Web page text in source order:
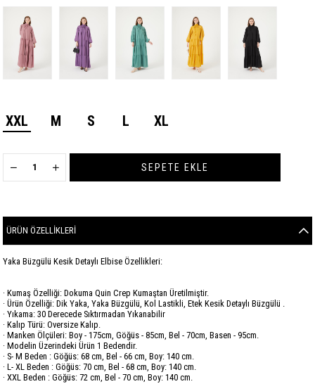
XXL M S L XL
ÜRÜN ÖZELLIKLERI
Yaka Büzgülü Kesik Detaylı Elbise Özellikleri:
· Kumaş Özelliği: Dokuma Quin Crep Kumaştan Üretilmiştir.
· Ürün Özelliği: Dik Yaka, Yaka Büzgülü, Kol Lastikli, Etek Kesik Detaylı Büzgülü .
· Yıkama: 30 Derecede Sıktırmadan Yıkanabilir
· Kalıp Türü: Oversize Kalıp.
· Manken Ölçüleri: Boy - 175cm, Göğüs - 85cm, Bel - 70cm, Basen - 95cm.
· Modelin Üzerindeki Ürün 1 Bedendir.
· S- M Beden : Göğüs: 68 cm, Bel - 66 cm, Boy: 140 cm.
· L- XL Beden : Göğüs: 70 cm, Bel - 68 cm, Boy: 140 cm.
· XXL Beden : Göğüs: 72 cm, Bel - 70 cm, Boy: 140 cm.